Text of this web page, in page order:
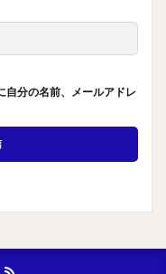
自分の名前、メールアドレ